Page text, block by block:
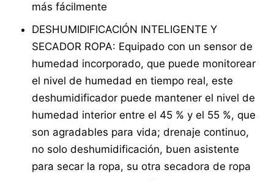
más fácilmente
DESHUMIDIFICACIÓN INTELIGENTE Y
SECADOR ROPA: Equipado con un sensor de
humedad incorporado, que puede monitorear
el nivel de humedad en tiempo real, este
deshumidificador puede mantener el nivel de
humedad interior entre el 45 % y el 55 %, que
son agradables para vida; drenaje continuo,
no solo deshumidificación, buen asistente
para secar la ropa, su otra secadora de ropa